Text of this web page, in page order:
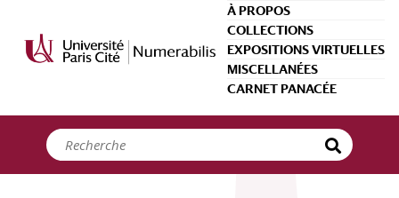
À PROPOS
COLLECTIONS
EXPOSITIONS VIRTUELLES
MISCELLANÉES
CARNET PANACÉE